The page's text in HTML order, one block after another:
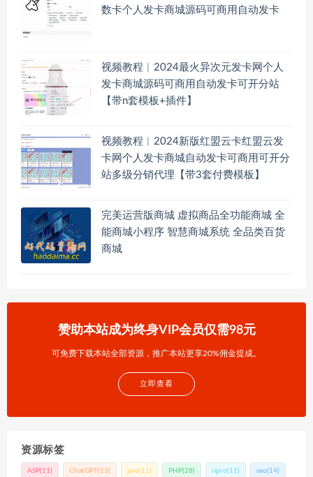
数卡个人发卡商城源码可商用自动发卡
视频教程︱2024最火异次元发卡网个人
发卡商城源码可商用自动发卡可开分站
【带n套模板+插件】
视频教程︱2024新版红盟云卡红盟云发
卡网个人发卡商城自动发卡可商用可开分
站多级分销代理【带3套付费模板】
完美运营版商城 虚拟商品全功能商城 全
能商城小程序 智慧商城系统 全品类百货
商城
赞助本站成为终身VIP会员仅需98元
可免费下载本站全部资源，推广本站更享20%佣金提成。
立即查看
资源标签
ASP(11) ChatGPT(13) java(11) PHP(28) ripro(11) seo(14)